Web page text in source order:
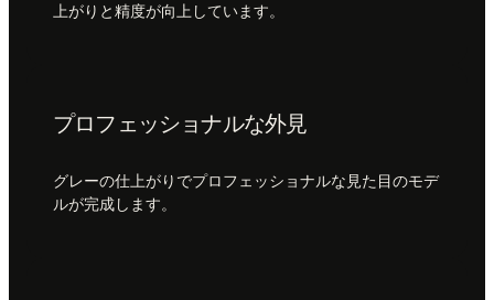
上がりと精度が向上しています。
プロフェッショナルな外見
グレーの仕上がりでプロフェッショナルな見た目のモデ
ルが完成します。